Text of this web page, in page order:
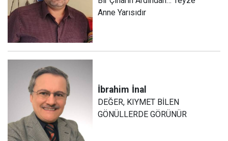
Anne Yarısıdır
İbrahim İnal
DEĞER, KIYMET BİLEN
GÖNÜLLERDE GÖRÜNÜR